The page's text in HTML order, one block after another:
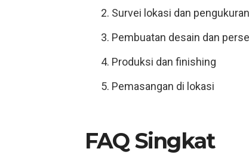
Survei lokasi dan pengukuran
Pembuatan desain dan
Produksi dan finishing
Pemasangan di lokasi
FAQ Singkat